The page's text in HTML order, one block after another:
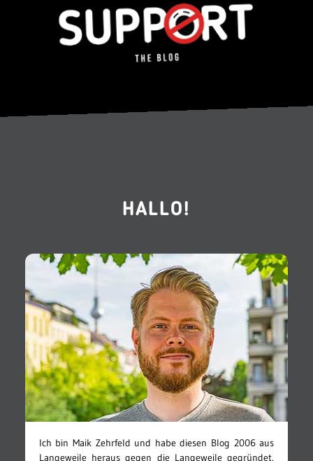
HALLO!
Ich bin Maik Zehrfeld und habe diesen Blog 2006 aus
Langeweile heraus gegen die Langeweile gegründet.